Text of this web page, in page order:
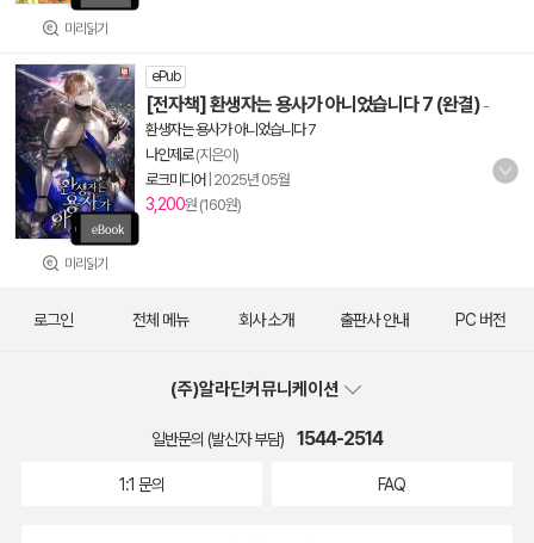
미리읽기
미리읽기
ePub
[전자책] 환생자는 용사가 아니었습니다 7 (완결) -
환생자는 용사가 아니었습니다 7
나인제로(지은이)
로크미디어 2025년 05월
3,200원 (160원)
로그인 전체 메뉴 회사 소개 출판사 안내 PC 버전
(주)알라딘커뮤니케이션
일반문의 (발신자 부담) 1544-2514
1:1 문의 FAQ